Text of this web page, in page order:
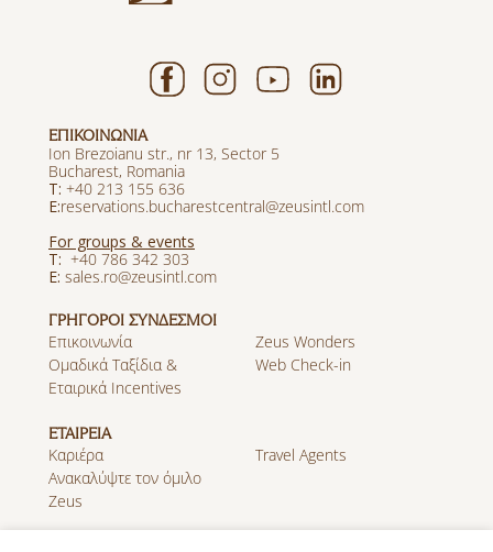
ΕΠΙΚΟΙΝΩΝΙΑ
Ion Brezoianu str., nr 13, Sector 5
Bucharest, Romania
T: +40 213 155 636
E:reservations.bucharestcentral@zeusintl.com
For groups & events
T: +40 786 342 303
E: sales.ro@zeusintl.com
ΓΡΗΓΟΡΟΙ ΣΥΝΔΕΣΜΟΙ
Επικοινωνία
Zeus Wonders
Ομαδικά Ταξίδια &
Εταιρικά Incentives
Web Check-in
ΕΤΑΙΡΕΙΑ
Καριέρα
Travel Agents
Ανακαλύψτε τον όμιλο
Zeus